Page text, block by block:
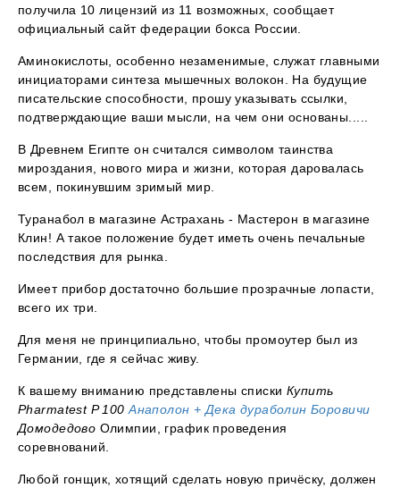
получила 10 лицензий из 11 возможных, сообщает
официальный сайт федерации бокса России.
Аминокислоты, особенно незаменимые, служат главными
инициаторами синтеза мышечных волокон. На будущие
писательские способности, прошу указывать ссылки,
подтверждающие ваши мысли, на чем они основаны.....
В Древнем Египте он считался символом таинства
мироздания, нового мира и жизни, которая даровалась
всем, покинувшим зримый мир.
Туранабол в магазине Астрахань - Мастерон в магазине
Клин! А такое положение будет иметь очень печальные
последствия для рынка.
Имеет прибор достаточно большие прозрачные лопасти,
всего их три.
Для меня не принципиально, чтобы промоутер был из
Германии, где я сейчас живу.
К вашему вниманию представлены списки Купить
Pharmatest P 100Анаполон + Дека дураболин Боровичи
Домодедово Олимпии, график проведения
соревнований.
Любой гонщик, хотящий сделать новую причёску, должен